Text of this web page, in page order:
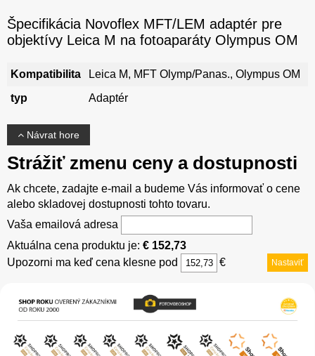
Špecifikácia Novoflex MFT/LEM adaptér pre
objektívy Leica M na fotoaparáty Olympus OM
Kompatibilita
Leica M, MFT Olymp/Panas., Olympus OM
typ
Adaptér
Návrat hore
Strážiť zmenu ceny a dostupnosti
Ak chcete, zadajte e-mail a budeme Vás informovať o cene
alebo skladovej dostupnosti tohto tovaru.
Vaša emailová adresa
Aktuálna cena produktu je: € 152,73
Upozorni ma keď cena klesne pod
€ Nastaviť